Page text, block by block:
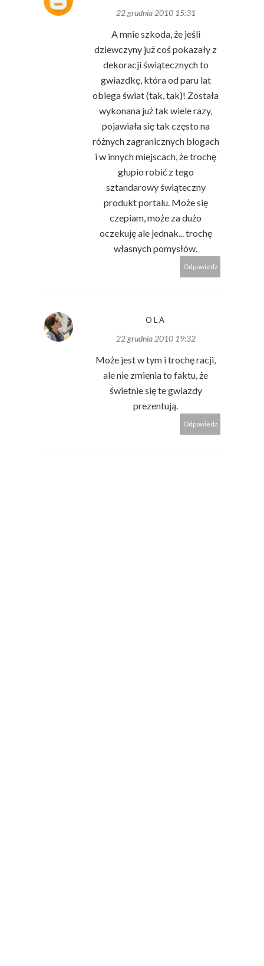
22 grudnia 2010 15:31
A mnie szkoda, że jeśli
dziewczyny już coś pokazały z
dekoracji świątecznych to
gwiazdkę, która od paru lat
obiega świat (tak, tak)! Została
wykonana już tak wiele razy,
pojawiała się tak często na
różnych zagranicznych blogach
i w innych miejscach, że trochę
głupio robić z tego
sztandarowy świąteczny
produkt portalu. Może się
czepiam, może za dużo
oczekuję ale jednak... trochę
własnych pomysłów.
Odpowiedz
OLA
22 grudnia 2010 19:32
Może jest w tym i trochę racji,
ale nie zmienia to faktu, że
świetnie się te gwiazdy
prezentują.
Odpowiedz